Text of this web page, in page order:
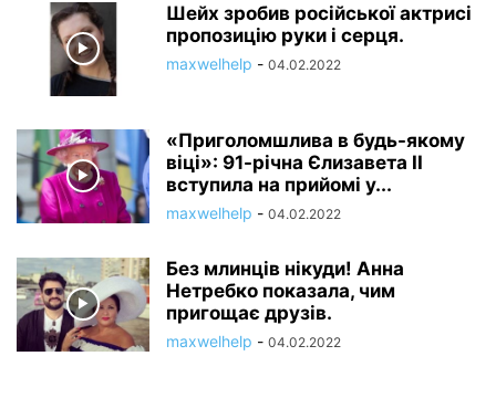
Шейх зробив російської актрисі
пропозицію руки і серця.
maxwelhelp - 04.02.2022
«Приголомшлива в будь-якому
віці»: 91-річна Єлизавета II
вступила на прийомі у...
maxwelhelp - 04.02.2022
Без млинців нікуди! Анна
Нетребко показала, чим
пригощає друзів.
maxwelhelp - 04.02.2022